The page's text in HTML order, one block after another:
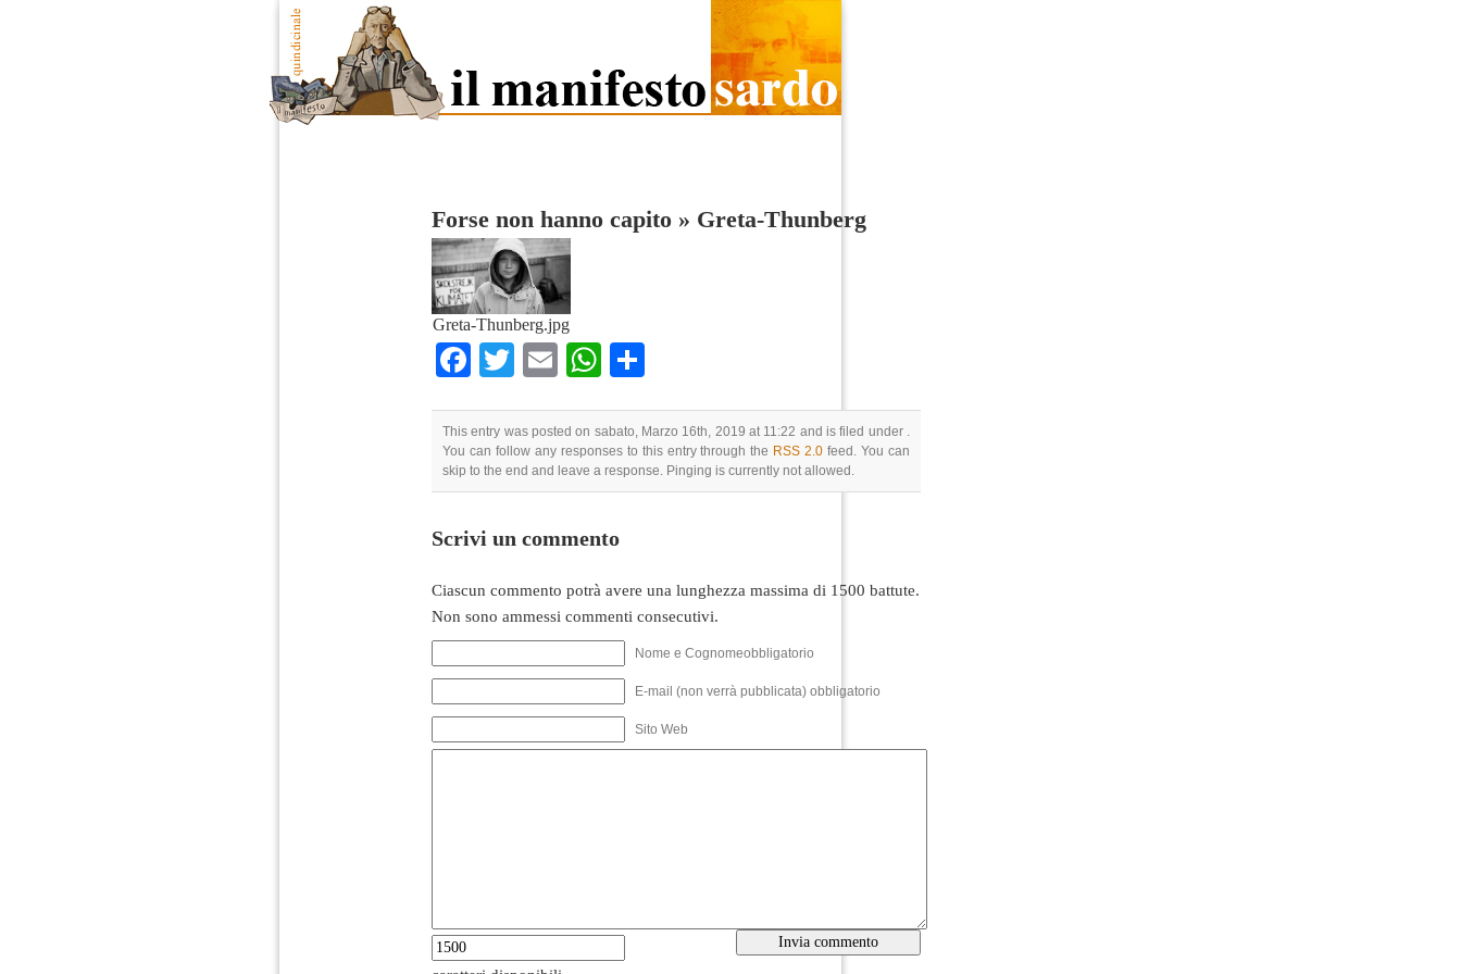
Forse non hanno capito » Greta-Thunberg
Greta-Thunberg.jpg
Facebook
TwitterEmailWhatsApp
This entry was posted on sabato, Marzo 16th, 2019 at 11:22 and is filed under .
You can follow any responses to this entry through the RSS 2.0 feed. You can
skip to the end and leave a response. Pinging is currently not allowed.
Scrivi un commento
Ciascun commento potrà avere una lunghezza massima di 1500 battute.
Non sono ammessi commenti consecutivi.
Nome e Cognomeobbligatorio
E-mail (non verrà pubblicata) obbligatorio
Sito Web